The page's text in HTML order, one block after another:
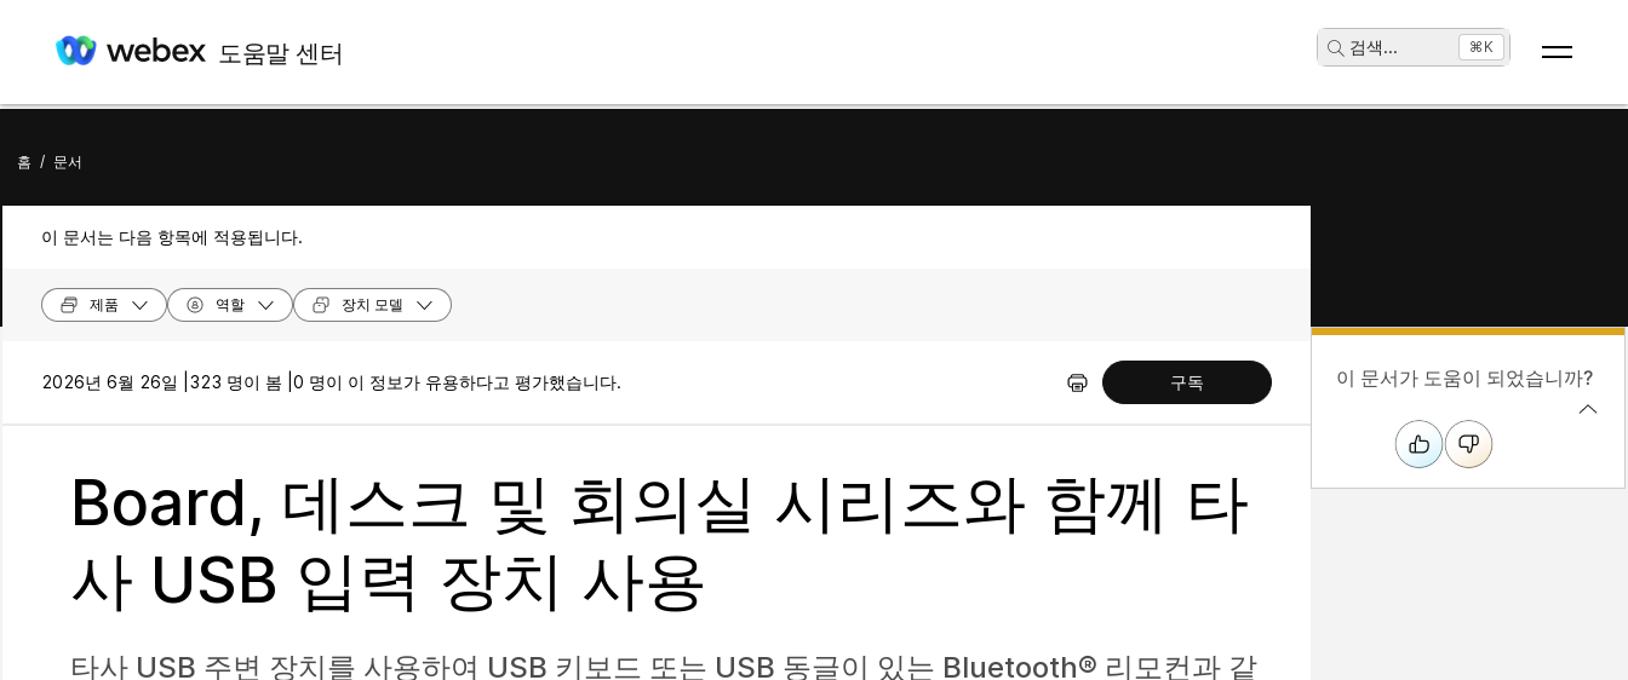
도움말 센터 검색... ⌘K
홈 / 문서
이 문서는 다음 항목에 적용됩니다.
제품 역할 장치 모델
2026년 6월 26일 | 323 명이 봄 | 0 명이 이 정보가 유용하다고 평가했습니다. 구독
Board, 데스크 및 회의실 시리즈와 함께 타
사 USB 입력 장치 사용
타사 USB 주변 장치를 사용하여 USB 키보드 또는 USB 동글이 있는 Bluetooth® 리모컨과 같
이 문서가 도움이 되었습니까?